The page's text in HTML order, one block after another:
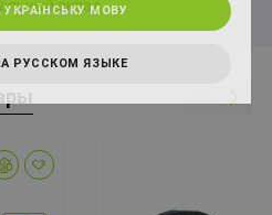
складМОВУ
РУССКОМ ЯЗЫКЕ